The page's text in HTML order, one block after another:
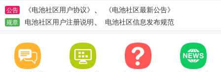
公告 《电池社区用户协议》 、 《电池社区最新公告》
规章 电池社区用户注册说明、 电池社区信息发布规范